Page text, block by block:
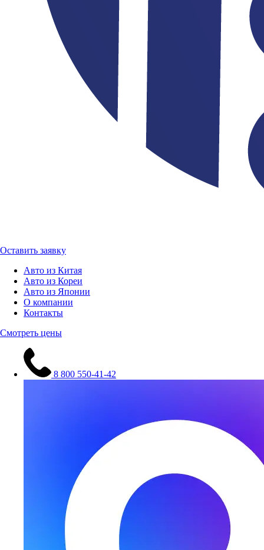
Оставить заявку
Авто из Китая
Авто из Кореи
Авто из Японии
О компании
Контакты
Смотреть цены
8 800 550-41-42